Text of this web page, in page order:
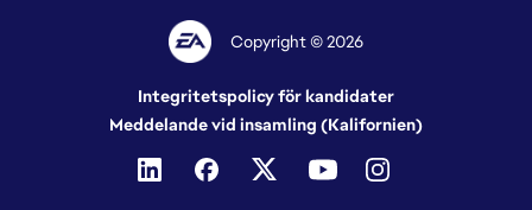
Copyright © 2026
Integritetspolicy för kandidater
Meddelande vid insamling (Kalifornien)